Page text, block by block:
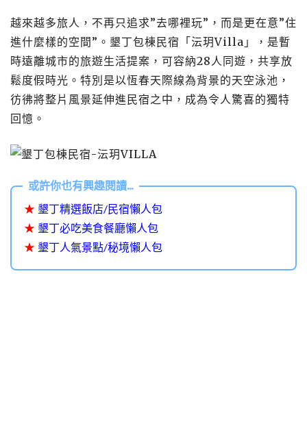
越來越多旅人，不再只追求”去哪裡玩”，而是更在意”住
進什麼樣的空間”。墾丁包棟民宿「沄玥Villa」，是暫
時遠離城市的旅遊生活提案，可容納28人同遊，共享放
鬆度假時光。特別是以恆春天際線為背景的天空泳池，
彷彿將整片風景延伸進民宿之中，成為令人驚喜的獨特
回憶。
★ 墾丁精選飯店/民宿懶人包
★ 墾丁必吃美食餐廳懶人包
★ 墾丁人氣景點/秘境懶人包